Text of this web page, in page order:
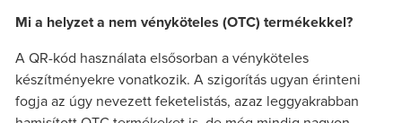
Mi a helyzet a nem vényköteles (OTC) termékekkel?
A QR-kód használata elsősorban a vényköteles
készítményekre vonatkozik. A szigorítás ugyan érinteni
fogja az úgy nevezett feketelistás, azaz leggyakrabban